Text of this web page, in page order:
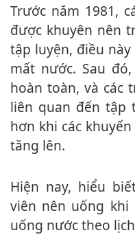
Trước năm 1981, các vận động viên thực sự
được khuyên nên
tập luyện, điều
mất nước. Sau
hoàn toàn, và các
liên quan đến tập
hơn khi các
tăng lên.
Hiện nay, hiểu biết chung là các vận động
viên nên uống khi
uống nước theo